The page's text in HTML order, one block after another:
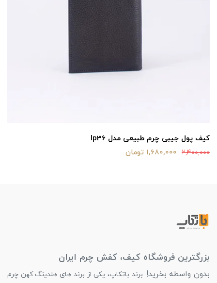
کیف پول جیبی چرم طبیعی مدل lp36
2,400,000 1,680,000 تومان
بزرگترین فروشگاه کیف، کفش چرم ایران
بدون واسطه بخرید! برند باتکاپ، یکی از برند های هلدینگ کهن چرم